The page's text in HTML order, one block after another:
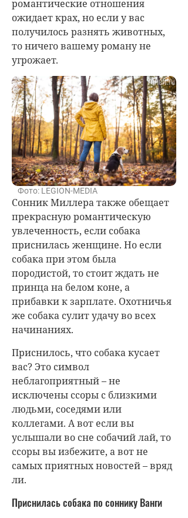
романтические отношения
ожидает крах, но если у вас
получилось разнять животных,
то ничего вашему роману не
угрожает.
Фото: LEGION-MEDIA
Сонник Миллера также обещает
прекрасную романтическую
увлеченность, если собака
приснилась женщине. Но если
собака при этом была
породистой, то стоит ждать не
принца на белом коне, а
прибавки к зарплате. Охотничья
же собака сулит удачу во всех
начинаниях.
Приснилось, что собака кусает
вас? Это символ
неблагоприятный – не
исключены ссоры с близкими
людьми, соседями или
коллегами. А вот если вы
услышали во сне собачий лай, то
ссоры вы избежите, а вот не
самых приятных новостей – вряд
ли.
Приснилась собака по соннику Ванги